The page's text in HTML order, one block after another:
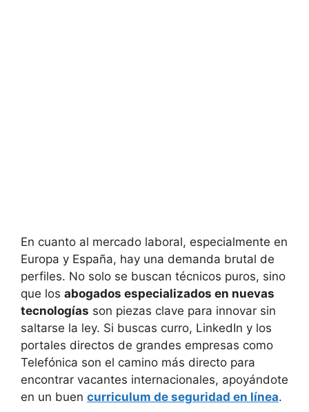
En cuanto al mercado laboral, especialmente en
Europa y España, hay una demanda brutal de
perfiles. No solo se buscan técnicos puros, sino
que los abogados especializados en nuevas
tecnologías son piezas clave para innovar sin
saltarse la ley. Si buscas curro, LinkedIn y los
portales directos de grandes empresas como
Telefónica son el camino más directo para
encontrar vacantes internacionales, apoyándote
en un buen curriculum de seguridad en línea.